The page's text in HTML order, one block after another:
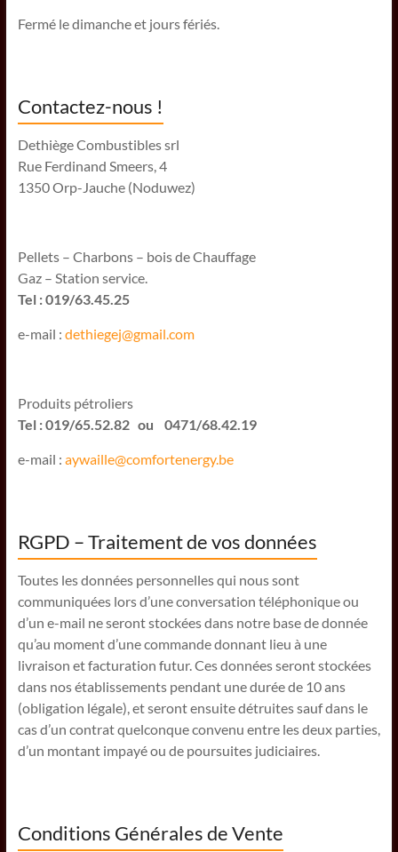
Fermé le dimanche et jours fériés.
Contactez-nous !
Dethiège Combustibles srl
Rue Ferdinand Smeers, 4
1350 Orp-Jauche (Noduwez)
Pellets – Charbons – bois de Chauffage
Gaz – Station service.
Tel : 019/63.45.25
e-mail : dethiegej@gmail.com
Produits pétroliers
Tel : 019/65.52.82 ou 0471/68.42.19
e-mail : aywaille@comfortenergy.be
RGPD – Traitement de vos données
Toutes les données personnelles qui nous sont
communiquées lors d’une conversation téléphonique ou
d’un e-mail ne seront stockées dans notre base de donnée
qu’au moment d’une commande donnant lieu à une
livraison et facturation futur. Ces données seront stockées
dans nos établissements pendant une durée de 10 ans
(obligation légale), et seront ensuite détruites sauf dans le
cas d’un contrat quelconque convenu entre les deux parties,
d’un montant impayé ou de poursuites judiciaires.
Conditions Générales de Vente